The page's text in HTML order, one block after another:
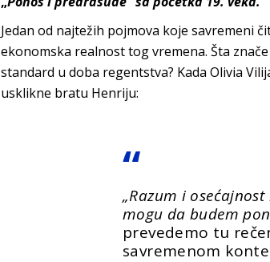
Jedan od najtežih pojmova koje savremeni
ekonomska realnost tog vremena. Šta
standard u doba regentstva? Kada Olivia
usklikne bratu Henriju:
„Razum i
mogu da budem
prevedemo tu
savremenom